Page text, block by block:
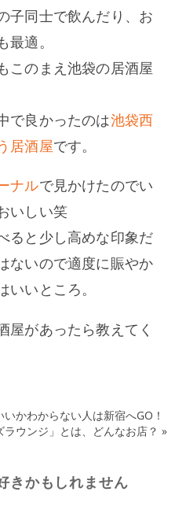
子同士で飲んだり、お
適。
このまえ池袋の居酒屋
で良かったのは池袋西
居酒屋です。
ナルで見かけたのでい
いしい笑
ると少し高めな印象だ
ないので適度に賑やか
いところ。
屋があったら教えてく
かわからない人は新宿へGO！
ウンジ」とは、どんなお店？ »
きかもしれません